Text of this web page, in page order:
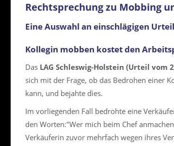
Rechtsprechung zu Mobbing
Eine Auswahl an einschlägigen
Kollegin mobben kostet den
Das LAG Schleswig-Holstein (Urteil vom
sich mit der Frage, ob das Bedrohen einer
kann, und bejahte dies.
Im vorliegenden Fall bedrohte eine
den Worten:"Wer mich beim Chef
Verkäuferin zuvor mehrfach wegen ihres